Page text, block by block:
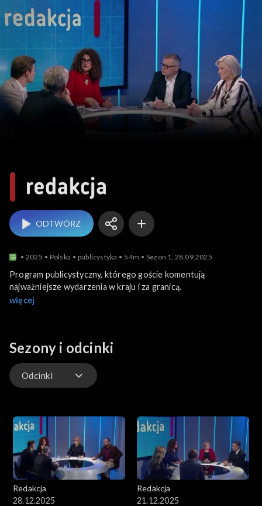
ODTWÓRZ
2025 Polska publicystyka 54m Sezon 1, 28.09.2025
Program publicystyczny, którego goście komentują
najważniejsze wydarzenia w kraju i za granicą.
więcej
Sezony i odcinki
Odcinki
Redakcja
28.12.2025
Redakcja
21.12.2025